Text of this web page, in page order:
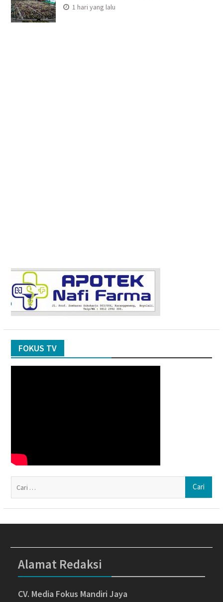
1 hari yang lalu
FOKUS TV
Alamat Redaksi
CV. Media Fokus Mandiri Jaya